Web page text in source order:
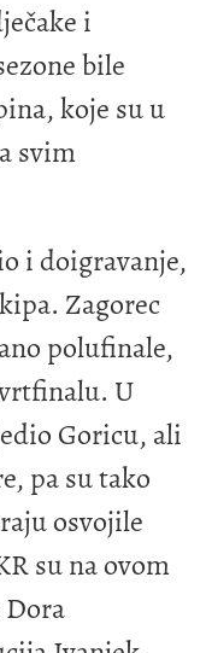
i
bile
koje su u
svim
i doigravanje,
Zagorec
polufinale,
U
Goricu, ali
pa su tako
osvojile
su na ovom